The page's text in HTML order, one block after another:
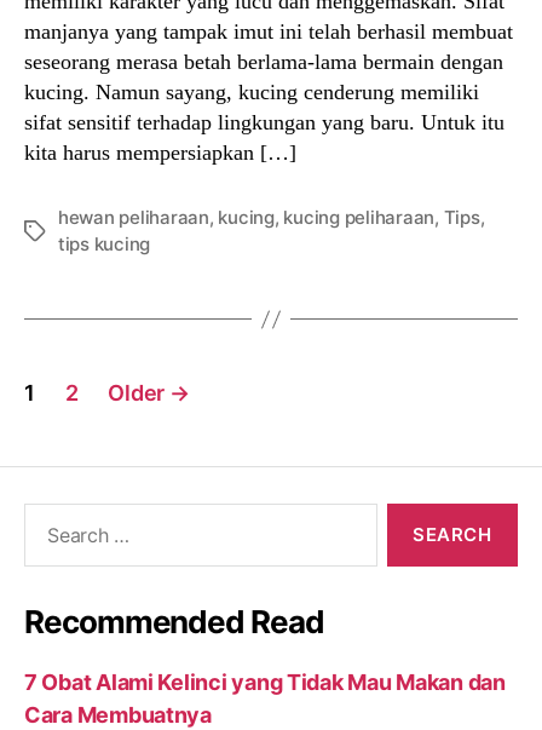
manjanya yang tampak imut ini telah berhasil membuat
seseorang merasa betah berlama-lama bermain dengan
kucing. Namun sayang, kucing cenderung memiliki
sifat sensitif terhadap lingkungan yang baru. Untuk itu
kita harus mempersiapkan […]
Tags
hewan peliharaan, kucing, kucing peliharaan, Tips,
tips kucing
Posts
1 2 Older →
Recommended Read
7 Obat Alami Kelinci yang Tidak Mau Makan dan
Cara Membuatnya